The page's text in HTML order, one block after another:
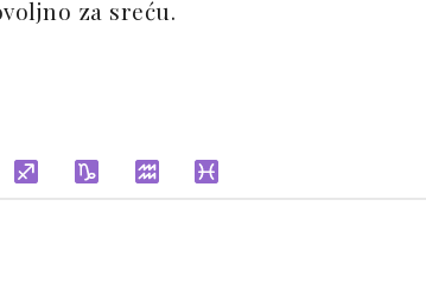
za sreću.